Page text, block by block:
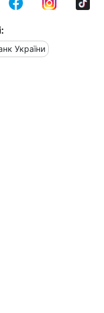
України